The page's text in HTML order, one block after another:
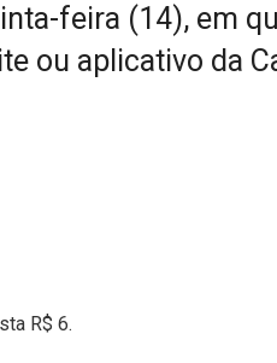
feira (14), em
ou aplicativo da
R$ 6.